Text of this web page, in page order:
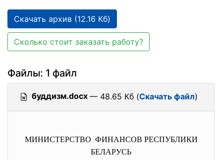
Скачать архив (12.16 Кб)
Сколько стоит заказать работу?
Файлы: 1 файл
буддизм.docx — 48.65 Кб (Скачать файл)
МИНИСТЕРСТВО ФИНАНСОВ РЕСПУБЛИКИ
БЕЛАРУСЬ